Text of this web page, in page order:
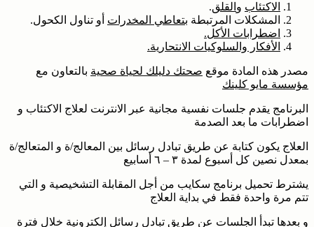
الاكتئاب و القلق.
المشكلات المرتبطة بتعاطي المخدرات أو تناول الكحول.
اضطرابات الأكل.
الأفكار والسلوكيات الانتحارية.
مصدر هذه المادة موقع صحتك دليلك لحياة صحية بالتعاون مع
مؤسسة مايو كلينك
البرنامج يقدم جلسات نفسية مجانية عبر الانترنت لعلاج الاكتئاب و
اضطرابات ما بعد الصدمة
العلاج يكون كتابة عن طريق تبادل رسائل بين المعالج/ة و المتعالج/ة
بمعدل نصين كل أسبوع لمدة ٣ – ٦ أسابيع
يشترط تحميل برنامج سكايب من أجل المقابلة التشخيصية و التي
تتم مرة واحدة فقط في بداية العلاج
و بعدها تبدأ الجلسات عن طريق تبادل رسائل إلكترونية خلال فترة